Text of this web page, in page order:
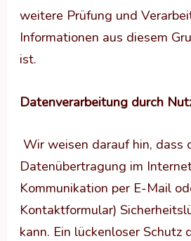
weitere Prüfung und
Informationen aus diesem
ist.
Datenverarbeitung durch
Wir weisen darauf hin, dass
Datenübertragung im
Kommunikation per E-Mail
Kontaktformular)
kann. Ein lückenloser Schutz